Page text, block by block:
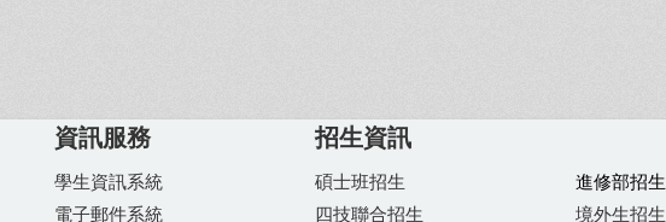
資訊服務
學生資訊系統
電子郵件系統
招生資訊
碩士班招生
四技聯合招生
進修部招生
境外生招生